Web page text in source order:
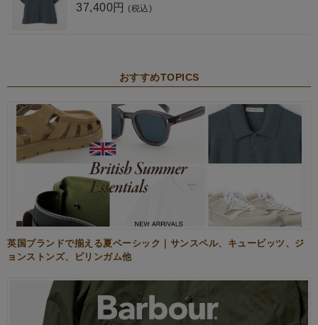
37,400円 (税込)
おすすめTOPICS
英国ブランドで揃える夏ベーシック｜サンスペル、キュービッツ、ジ
ョンストンズ、ビリンガム他